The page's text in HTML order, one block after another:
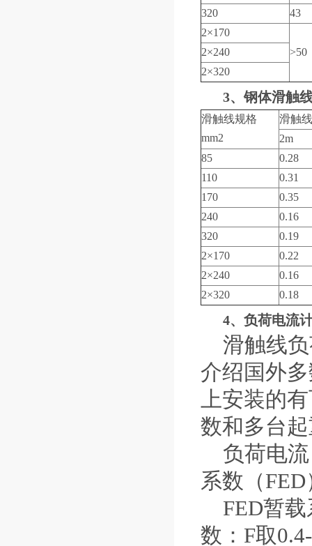
320
43
2×170
>50
2×240
2×320
3、钢体滑触
滑触线规格
mm2
滑触
2m
85
0.28
110
0.31
170
0.35
240
0.16
320
0.19
2×170
0.22
2×240
0.16
2×320
0.18
4、负荷电流
滑触线负
介绍国外
上安装的
数和多台
负荷电流
系数（
FED暂载
数：F取